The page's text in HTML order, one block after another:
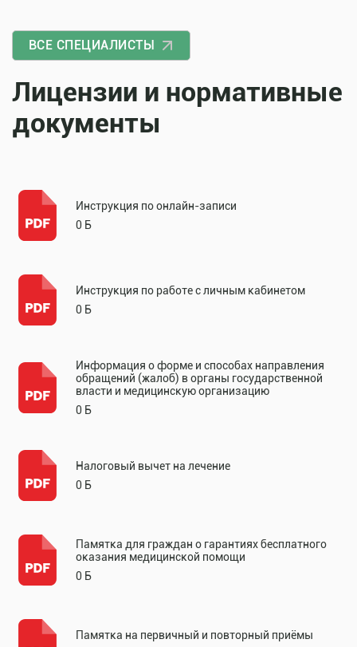
ВСЕ СПЕЦИАЛИСТЫ
Лицензии и нормативные
документы
Инструкция по онлайн-записи
0 Б
Инструкция по работе с личным кабинетом
0 Б
Информация о форме и способах направления
обращений (жалоб) в органы государственной
власти и медицинскую организацию
0 Б
Налоговый вычет на лечение
0 Б
Памятка для граждан о гарантиях бесплатного
оказания медицинской помощи
0 Б
Памятка на первичный и повторный приёмы